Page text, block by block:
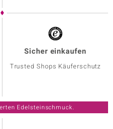
Sicher einkaufen
Trusted Shops Käuferschutz
Edelsteinschmuck.